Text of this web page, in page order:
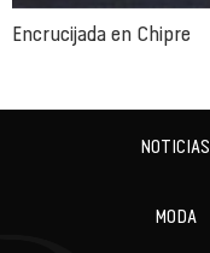
Encrucijada en Chipre
NOTICIAS
MODA